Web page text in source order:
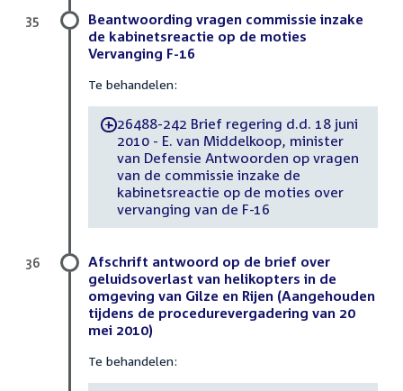
Beantwoording vragen commissie inzake
de kabinetsreactie op de moties
Vervanging F-16
Te behandelen:
-26488-242 Brief regering d.d. 18 juni
2010 - E. van Middelkoop, minister
van Defensie Antwoorden op vragen
van de commissie inzake de
kabinetsreactie op de moties over
vervanging van de F-16
35
Afschrift antwoord op de brief over
geluidsoverlast van helikopters in de
omgeving van Gilze en Rijen (Aangehouden
tijdens de procedurevergadering van 20
mei 2010)
Te behandelen:
36